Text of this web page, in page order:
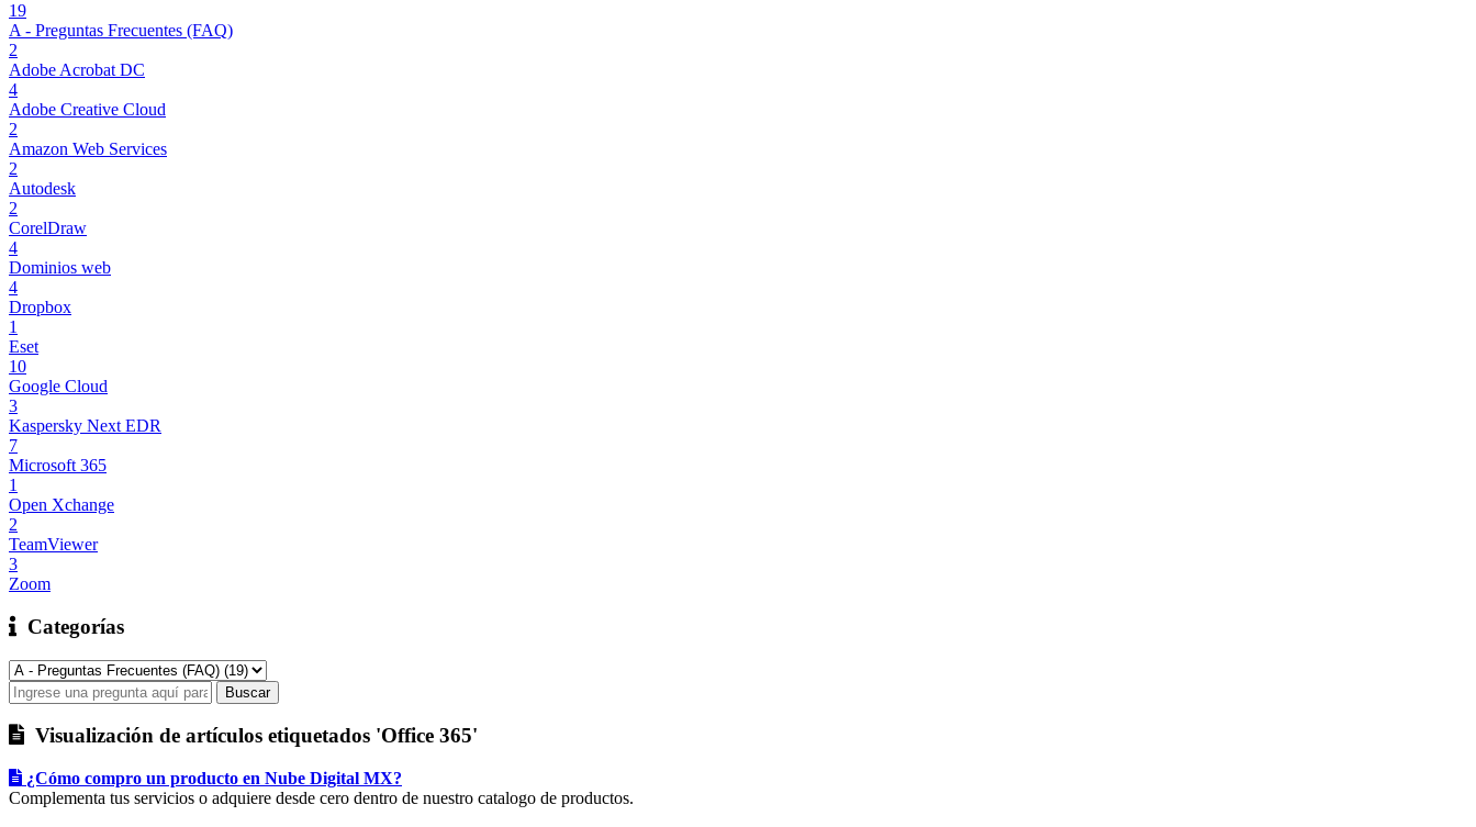
19
A - Preguntas Frecuentes (FAQ)
2
Adobe Acrobat DC
4
Adobe Creative Cloud
2
Amazon Web Services
2
Autodesk
2
CorelDraw
4
Dominios web
4
Dropbox
1
Eset
10
Google Cloud
3
Kaspersky Next EDR
7
Microsoft 365
1
Open Xchange
2
TeamViewer
3
Zoom
Categorías
Visualización de artículos etiquetados 'Office 365'
¿Cómo compro un producto en Nube Digital MX?
Complementa tus servicios o adquiere desde cero dentro de nuestro catalogo de productos.